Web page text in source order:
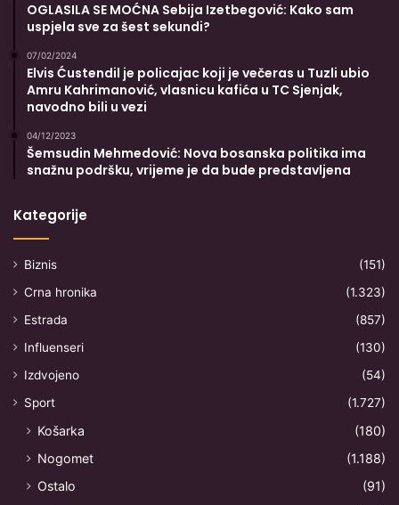
OGLASILA SE MOĆNA Sebija Izetbegović: Kako sam
uspjela sve za šest sekundi?
07/02/2024
Elvis Ćustendil je policajac koji je večeras u Tuzli ubio
Amru Kahrimanović, vlasnicu kafića u TC Sjenjak,
navodno bili u vezi
04/12/2023
Šemsudin Mehmedović: Nova bosanska politika ima
snažnu podršku, vrijeme je da bude predstavljena
Kategorije
Biznis
(151)
Crna hronika
(1.323)
Estrada
(857)
Influenseri
(130)
Izdvojeno
(54)
Sport
(1.727)
Košarka
(180)
Nogomet
(1.188)
Ostalo
(91)